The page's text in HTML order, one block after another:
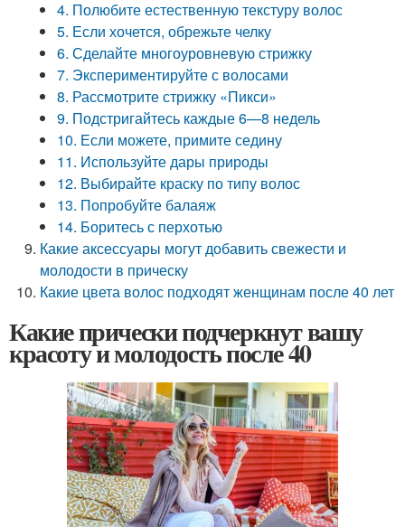
4. Полюбите естественную текстуру волос
5. Если хочется, обрежьте челку
6. Сделайте многоуровневую стрижку
7. Экспериментируйте с волосами
8. Рассмотрите стрижку «Пикси»
9. Подстригайтесь каждые 6—8 недель
10. Если можете, примите седину
11. Используйте дары природы
12. Выбирайте краску по типу волос
13. Попробуйте балаяж
14. Боритесь с перхотью
Какие аксессуары могут добавить свежести и
молодости в прическу
Какие цвета волос подходят женщинам после 40 лет
Какие прически подчеркнут вашу
красоту и молодость после 40